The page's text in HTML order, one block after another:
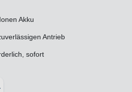
Akku
Antrieb
sofort